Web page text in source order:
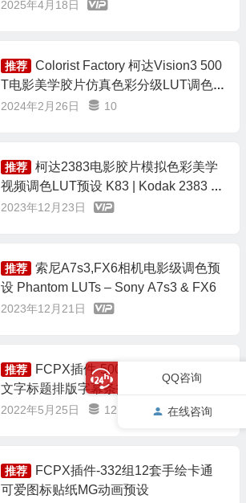
转场效果 mTransition Film Roll
2025年4月18日
推荐
Colorist Factory 柯达Vision3 500
T电影美学胶片仿真色彩分级LUT调色
预设 Precision-Crafted Film LUTs (202
2024年2月26日 10
推荐
柯达2383电影胶片模拟色彩美学
视频调色LUT预设 K83 | Kodak 2383 In
spired Cinematic LUTs
2023年12月23日
推荐
索尼A7s3,FX6相机电影级调色预
设 Phantom LUTs – Sony A7s3 & FX6
2023年12月21日
推荐
FCPX插件-5000+LUTS视频调色
文字标题排版字幕条指示线无缝转场包
2022年5月25日 12
推荐
FCPX插件-332组12套手绘卡通
可爱图标贴纸MG动画预设
QQ咨询
在线咨询